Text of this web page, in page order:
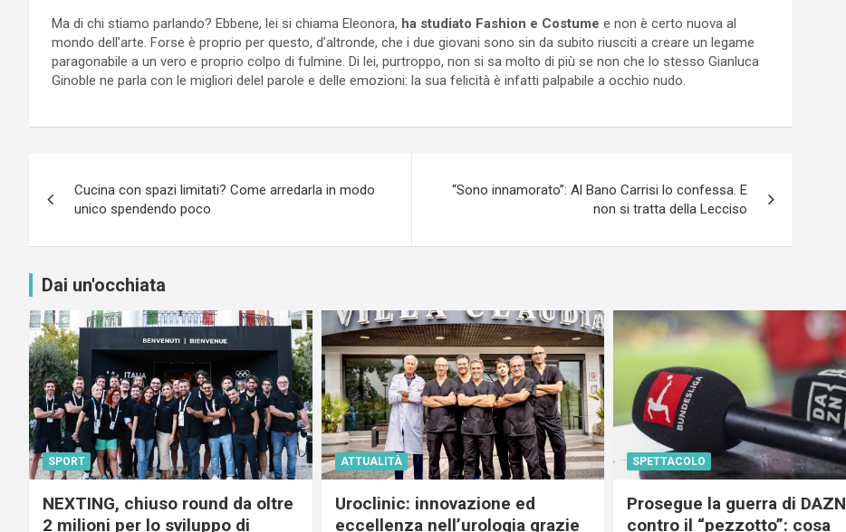
Ma di chi stiamo parlando? Ebbene, lei si chiama Eleonora, ha studiato Fashion e Costume e non è certo nuova al
mondo dell’arte. Forse è proprio per questo, d’altronde, che i due giovani sono sin da subito riusciti a creare un legame
paragonabile a un vero e proprio colpo di fulmine. Di lei, purtroppo, non si sa molto di più se non che lo stesso Gianluca
Ginoble ne parla con le migliori delel parole e delle emozioni: la sua felicità è infatti palpabile a occhio nudo.
articoli
Cucina con spazi limitati? Come arredarla in modo
unico spendendo poco
“Sono innamorato”: Al Bano Carrisi lo confessa. E
non si tratta della Lecciso
Dai un'occhiata
SPORT
NEXTING, chiuso round da oltre
2 milioni per lo sviluppo di
ATTUALITÀ
Uroclinic: innovazione ed
eccellenza nell’urologia grazie
SPETTACOLO
Prosegue la guerra di DAZN
contro il “pezzotto”: cosa